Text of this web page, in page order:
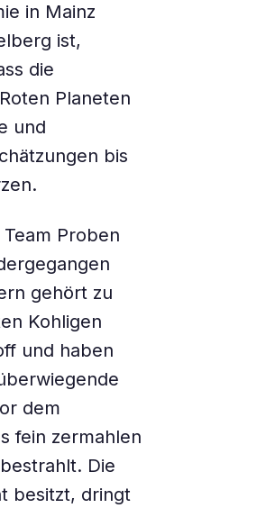
in Mainz
ist,
die
Planeten
und
bis
Proben
gehört zu
Kohligen
und haben
dem
fein zermahlen
Die
besitzt, dringt